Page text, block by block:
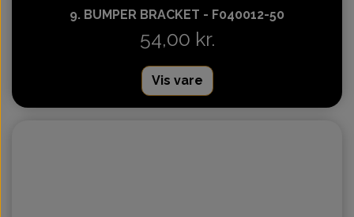
9. BUMPER BRACKET - F040012-50
54,00 kr.
Vis vare